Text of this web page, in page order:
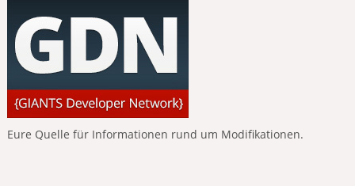
Eure Quelle für Informationen rund um Modifikationen.